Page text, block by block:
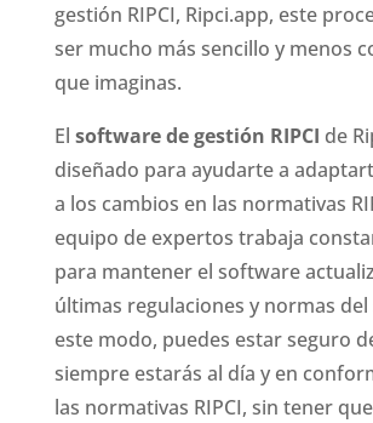
gestión RIPCI, Ripci.app, este
ser mucho más sencillo y menos
que imaginas.
El software de gestión RIPCI de
diseñado para ayudarte a
a los cambios en las normativas
equipo de expertos trabaja
para mantener el software
últimas regulaciones y normas
este modo, puedes estar seguro
siempre estarás al día y en
las normativas RIPCI, sin tener que